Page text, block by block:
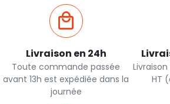
Livraison en 24h
Toute commande passée
avant 13h est expédiée dans la
journée
HT